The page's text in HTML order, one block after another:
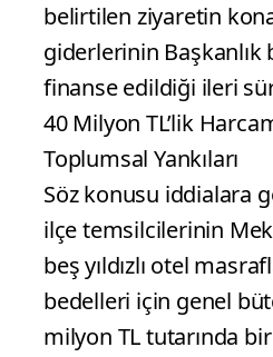
belirtilen ziyaretin
giderlerinin Başkanlık
finanse edildiği ileri
40 Milyon TL’lik
Toplumsal Yankıları
Söz konusu iddialara
ilçe temsilcilerinin
beş yıldızlı otel
bedelleri için genel
milyon TL tutarında bir